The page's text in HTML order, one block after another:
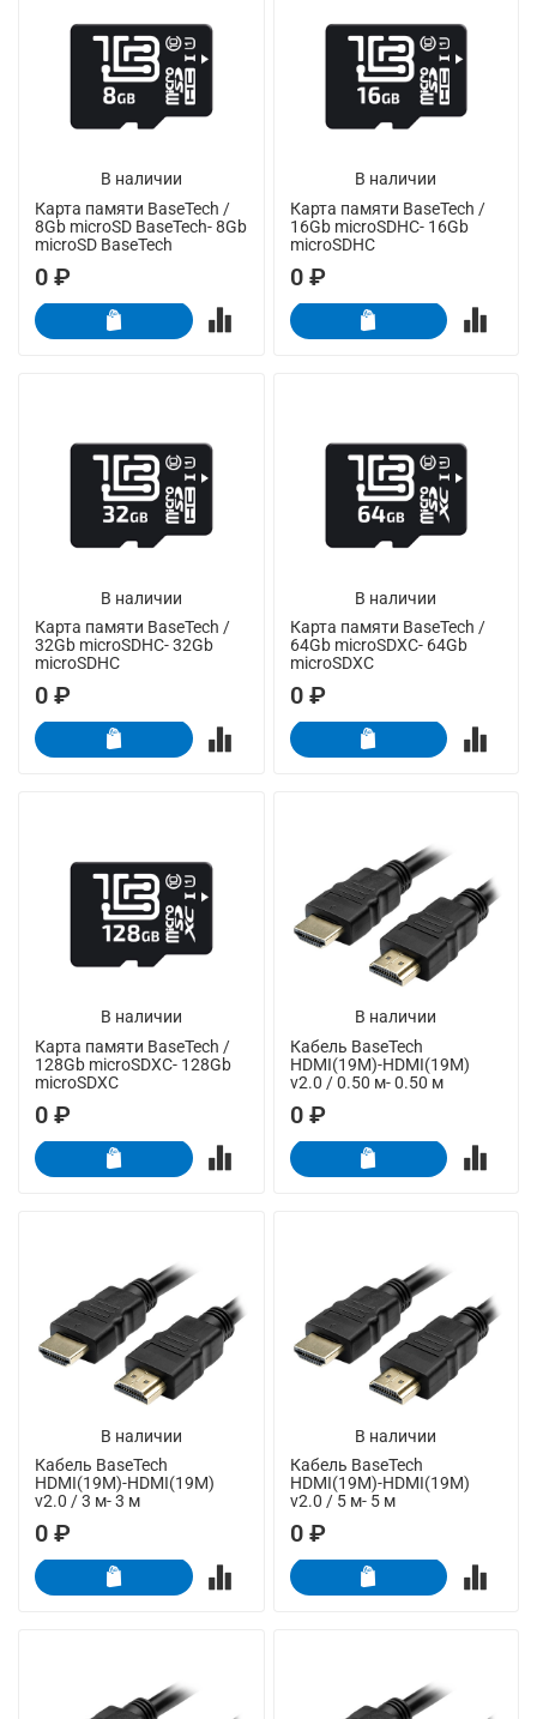
В наличии
Карта памяти BaseTech /
8Gb microSD BaseTech- 8Gb
microSD BaseTech
0 ₽
В наличии
Карта памяти BaseTech /
16Gb microSDHC- 16Gb
microSDHC
0 ₽
В наличии
Карта памяти BaseTech /
32Gb microSDHC- 32Gb
microSDHC
0 ₽
В наличии
Карта памяти BaseTech /
64Gb microSDXC- 64Gb
microSDXC
0 ₽
В наличии
Карта памяти BaseTech /
128Gb microSDXC- 128Gb
microSDXC
0 ₽
В наличии
Кабель BaseTech
HDMI(19M)-HDMI(19M)
v2.0 / 0.50 м- 0.50 м
0 ₽
В наличии
Кабель BaseTech
HDMI(19M)-HDMI(19M)
v2.0 / 3 м- 3 м
0 ₽
В наличии
Кабель BaseTech
HDMI(19M)-HDMI(19M)
v2.0 / 5 м- 5 м
0 ₽